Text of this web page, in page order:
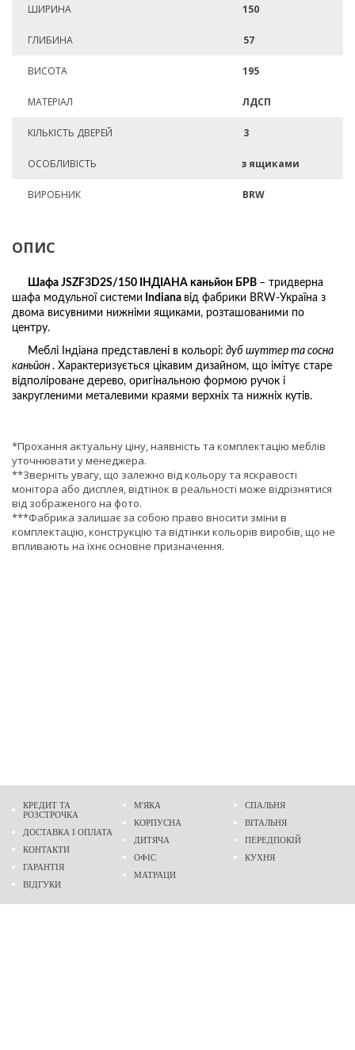
ШИРИНА 150
ГЛИБИНА 57
ВИСОТА 195
МАТЕРІАЛ ЛДСП
КІЛЬКІСТЬ ДВЕРЕЙ 3
ОСОБЛИВІСТЬ з ящиками
ВИРОБНИК BRW
ОПИС
Шафа JSZF3D2S/150 ІНДІАНА каньйон БРВ – тридверна
шафа модульної системи Indiana від фабрики BRW-Україна з
двома висувними нижніми ящиками, розташованими по
центру.
Меблі Індіана представлені в кольорі: дуб шуттер та сосна
каньйон . Характеризується цікавим дизайном, що імітує старе
відполіроване дерево, оригінальною формою ручок і
закругленими металевими краями верхніх та нижніх кутів.
*Прохання актуальну ціну, наявність та комплектацію меблів
уточнювати у менеджера.
**Зверніть увагу, що залежно від кольору та яскравості
монітора або дисплея, відтінок в реальності може відрізнятися
від зображеного на фото.
***Фабрика залишає за собою право вносити зміни в
комплектацію, конструкцію та відтінки кольорів виробів, що не
впливають на їхнє основне призначення.
КРЕДИТ ТА
РОЗСТРОЧКА
ДОСТАВКА І ОПЛАТА
КОНТАКТИ
ГАРАНТІЯ
ВІДГУКИ
М'ЯКА
КОРПУСНА
ДИТЯЧА
ОФІС
МАТРАЦИ
СПАЛЬНЯ
ВІТАЛЬНЯ
ПЕРЕДПОКІЙ
КУХНЯ